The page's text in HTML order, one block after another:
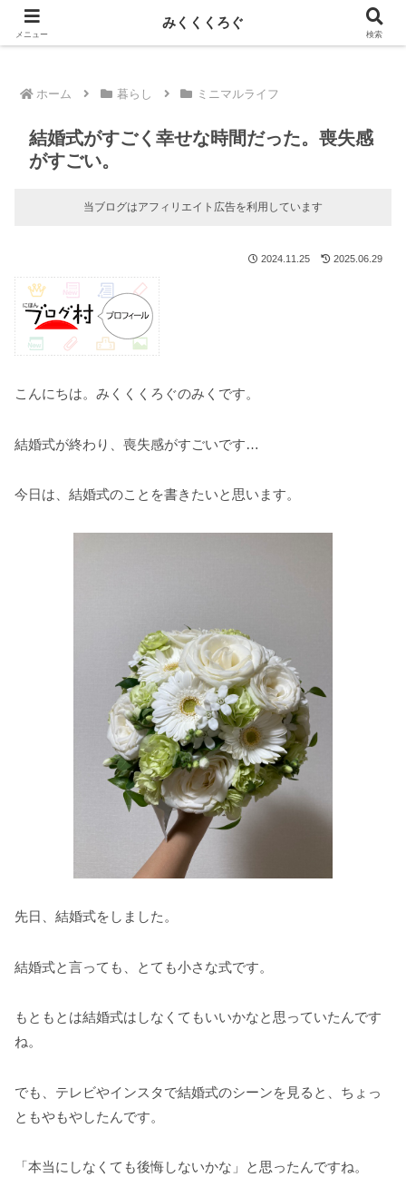
新しい記事はnoteに投稿しています！
ホーム 暮らし ミニマルライフ
結婚式がすごく幸せな時間だった。喪失感
がすごい。
当ブログはアフィリエイト広告を利用しています
2024.11.25 2025.06.29
こんにちは。みくくくろぐのみくです。
結婚式が終わり、喪失感がすごいです…
今日は、結婚式のことを書きたいと思います。
先日、結婚式をしました。
結婚式と言っても、とても小さな式です。
もともとは結婚式はしなくてもいいかなと思っていたんです
ね。
でも、テレビやインスタで結婚式のシーンを見ると、ちょっ
ともやもやしたんです。
「本当にしなくても後悔しないかな」と思ったんですね。
メニュー
みくくくろぐ
検索